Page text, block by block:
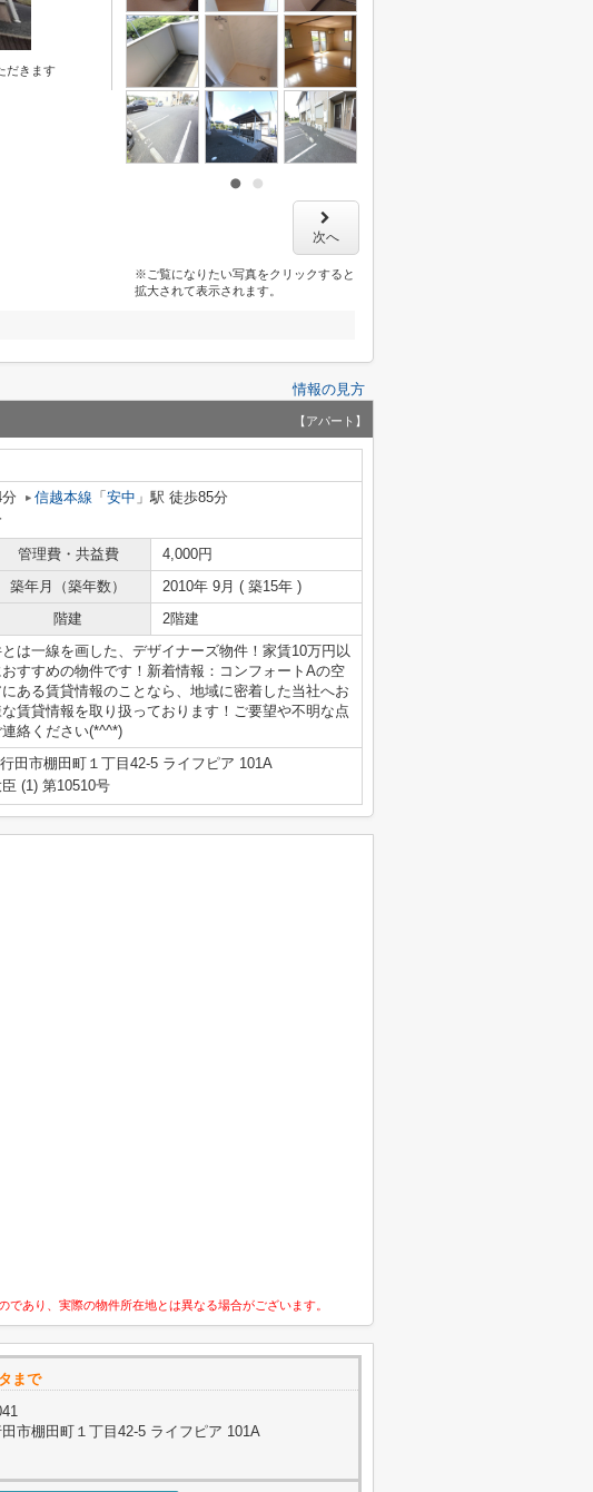
だきます
次へ
※ご覧になりたい写真をクリックすると
拡大されて表示されます。
情報の見方
【アパート】
信越本線 「 安中 」駅 徒歩85分
管理費・共益費
4,000円
築年月（築年数）
2010年 9月 ( 築15年 )
階建 2階建
は一線を画した、デザイナーズ物件！家賃10万円以
すすめの物件です！新着情報：コンフォートAの空
ある賃貸情報のことなら、地域に密着した当社へお
賃貸情報を取り扱っております！ご要望や不明な点
絡ください(*^^*)
田市棚田町１丁目42-5 ライフピア 101A
(1) 第10510号
あり、実際の物件所在地とは異なる場合がございます。
まで
市棚田町１丁目42-5 ライフピア 101A